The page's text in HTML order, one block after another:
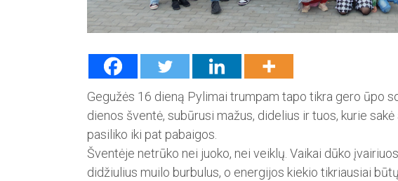
Gegužės 16 dieną Pylimai trumpam tapo tikra gero ūpo
dienos šventė, subūrusi mažus, didelius ir tuos, kurie
pasiliko iki pat pabaigos.
Šventėje netrūko nei juoko, nei veiklų. Vaikai dūko
didžiulius muilo burbulus, o energijos kiekio tikriausiai